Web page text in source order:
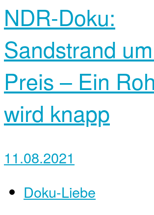
NDR-Doku:
Sandstrand
Preis – Ein
wird knapp
11.08.2021
Doku-Liebe